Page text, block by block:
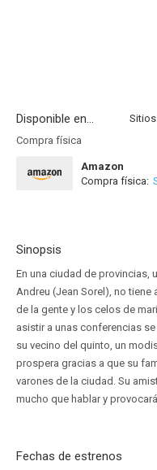
Disponible en...
Compra física
Amazon
Compra física:
Sinopsis
En una ciudad de provincias,
Andreu (Jean Sorel), no
de la gente y los celos de
asistir a unas conferencias
su vecino del quinto, un
prospera gracias a que su
varones de la ciudad. Su
mucho que hablar y
Fechas de estrenos